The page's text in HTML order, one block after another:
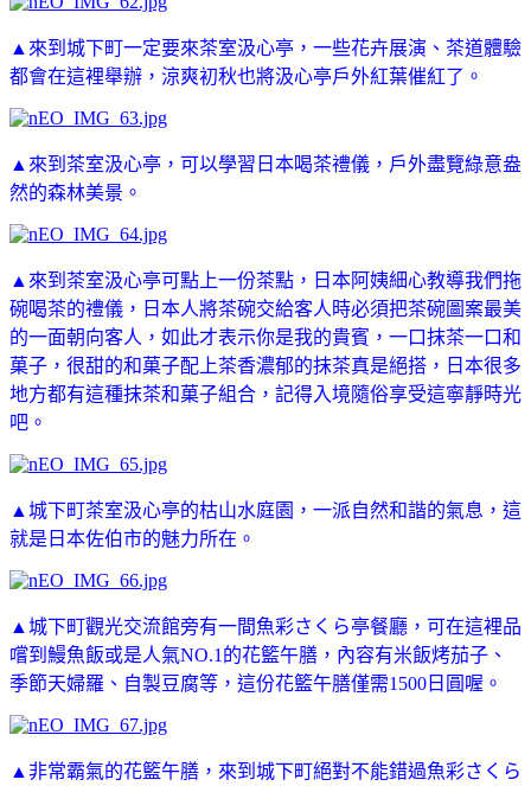
▲來到城下町一定要來茶室汲心亭，一些花卉展演、茶道體驗
都會在這裡舉辦，涼爽初秋也將汲心亭戶外紅葉催紅了。
▲來到茶室汲心亭，可以學習日本喝茶禮儀，戶外盡覽綠意盎
然的森林美景。
▲來到茶室汲心亭可點上一份茶點，日本阿姨細心教導我們拖
碗喝茶的禮儀，日本人將茶碗交給客人時必須把茶碗圖案最美
的一面朝向客人，如此才表示你是我的貴賓，一口抹茶一口和
菓子，很甜的和菓子配上茶香濃郁的抹茶真是絕搭，日本很多
地方都有這種抹茶和菓子組合，記得入境隨俗享受這寧靜時光
吧。
▲城下町茶室汲心亭的枯山水庭園，一派自然和諧的氣息，這
就是日本佐伯市的魅力所在。
▲城下町觀光交流館旁有一間魚彩さくら亭餐廳，可在這裡品
嚐到鰻魚飯或是人氣NO.1的花籃午膳，內容有米飯烤茄子、
季節天婦羅、自製豆腐等，這份花籃午膳僅需1500日圓喔。
▲非常霸氣的花籃午膳，來到城下町絕對不能錯過魚彩さくら